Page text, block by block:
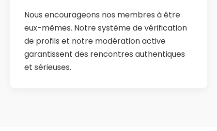
Nous encourageons nos membres à être
eux-mêmes. Notre système de vérification
de profils et notre modération active
garantissent des rencontres authentiques
et sérieuses.